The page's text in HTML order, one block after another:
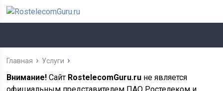
Главная Услуги
Внимание! Сайт RostelecomGuru.ru не является